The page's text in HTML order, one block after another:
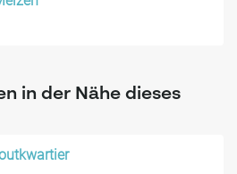
in der Nähe dieses